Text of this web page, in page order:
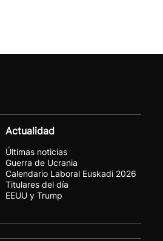
Actualidad
Últimas noticias
Guerra de Ucrania
Calendario Laboral Euskadi 2026
Titulares del día
EEUU y Trump